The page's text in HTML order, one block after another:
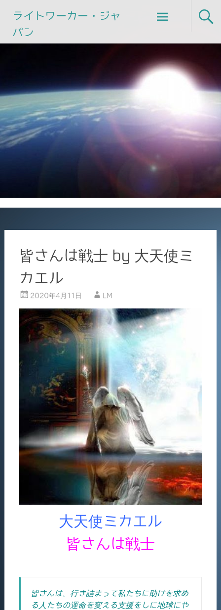
ライトワーカー・ジャ
パン
Skip
to
皆さんは戦士 by 大天使ミ
カエル
2020年4月11日 LM
大天使ミカエル
皆さんは戦士
皆さんは、行き詰まって私たちに助けを求め
る人たちの運命を変える支援をしに地球にや